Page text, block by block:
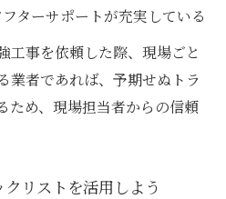
ターサポートが充実している
工事を依頼した際、現場ごと
業者であれば、予期せぬトラ
ため、現場担当者からの信頼
リストを活用しよう